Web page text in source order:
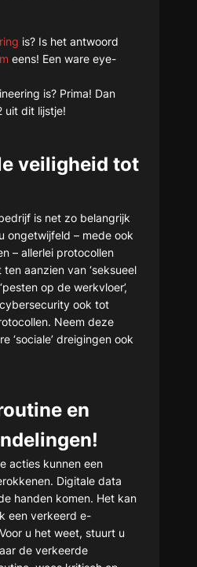
is? Is het antwoord
eens! Een ware eye-
is? Prima! Dan
uit dit lijstje!
veiligheid tot
is net zo belangrijk
ongetwijfeld – mede ook
– allerlei protocollen
aanzien van ‘seksueel
op de werkvloer’,
ook tot
Neem deze
‘sociale’ dreigingen ook
en
acties kunnen een
Digitale data
handen komen. Het kan
een verkeerd e-
u het weet, stuurt u
de verkeerde